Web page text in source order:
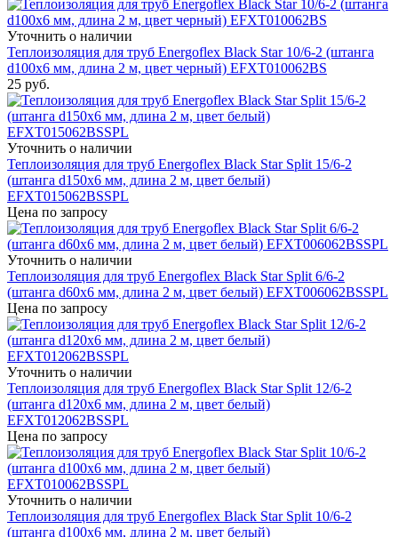
Уточнить о наличии
Теплоизоляция для труб Energoflex Black Star 10/6-2 (штанга
d100x6 мм, длина 2 м, цвет черный) EFXT010062BS
25 руб.
Уточнить о наличии
Теплоизоляция для труб Energoflex Black Star Split 15/6-2
(штанга d150x6 мм, длина 2 м, цвет белый)
EFXT015062BSSPL
Цена по запросу
Уточнить о наличии
Теплоизоляция для труб Energoflex Black Star Split 6/6-2
(штанга d60x6 мм, длина 2 м, цвет белый) EFXT006062BSSPL
Цена по запросу
Уточнить о наличии
Теплоизоляция для труб Energoflex Black Star Split 12/6-2
(штанга d120x6 мм, длина 2 м, цвет белый)
EFXT012062BSSPL
Цена по запросу
Уточнить о наличии
Теплоизоляция для труб Energoflex Black Star Split 10/6-2
(штанга d100x6 мм, длина 2 м, цвет белый)